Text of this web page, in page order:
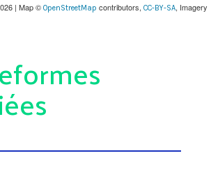
| Map © OpenStreetMap contributors, CC-BY-SA, Imagery